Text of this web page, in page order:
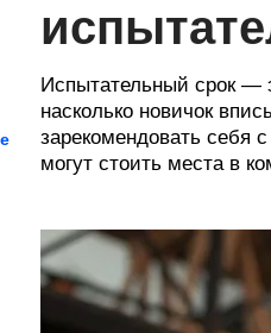
Испытательный срок —
насколько новичок
зарекомендовать себя
могут стоить места в